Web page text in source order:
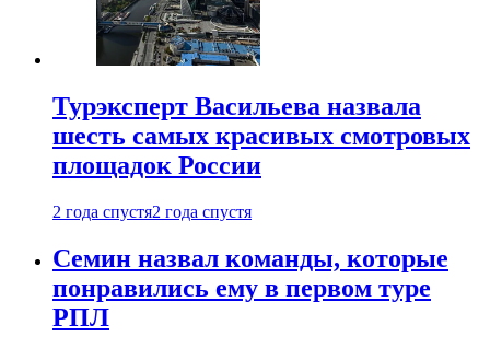
Турэксперт Васильева назвала
шесть самых красивых смотровых
площадок России
2 года спустя2 года спустя
Семин назвал команды, которые
понравились ему в первом туре
РПЛ